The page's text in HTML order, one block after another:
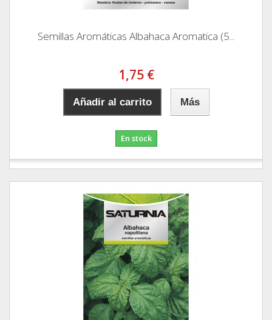
Semillas Aromáticas Albahaca Aromatica (5...
1,75 €
Añadir al carrito Más
En stock